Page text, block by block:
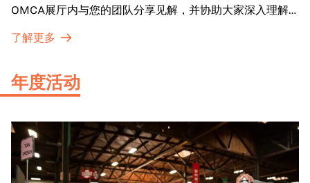
OMCA展厅内与您的团队分享见解，并协助大家深入理解
了解更多
年度活动